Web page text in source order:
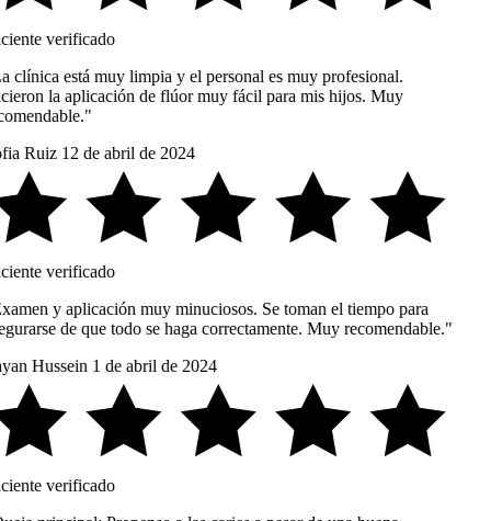
verificado
clínica está muy limpia y el personal es muy profesional.
la aplicación de flúor muy fácil para mis hijos. Muy
Ruiz 12 de abril de 2024
verificado
y aplicación muy minuciosos. Se toman el tiempo para
de que todo se haga correctamente. Muy recomendable."
Hussein 1 de abril de 2024
verificado